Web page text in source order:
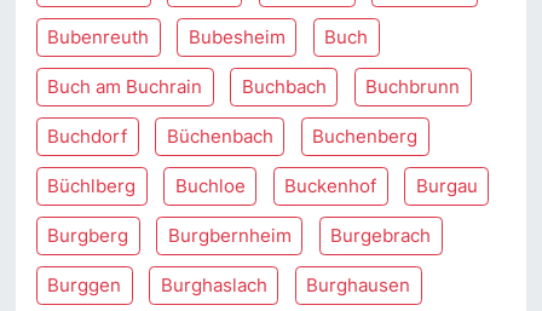
Bubenreuth Bubesheim Buch
Buch am Buchrain Buchbach Buchbrunn
Buchdorf Büchenbach Buchenberg
Büchlberg Buchloe Buckenhof Burgau
Burgberg Burgbernheim Burgebrach
Burggen Burghaslach Burghausen